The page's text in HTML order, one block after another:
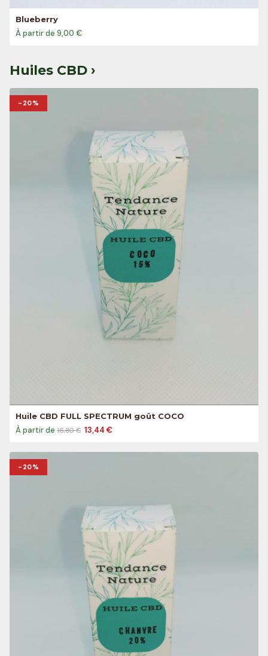
Blueberry
À partir de 9,00 €
Huiles CBD ›
-20%
Huile CBD FULL SPECTRUM goût COCO
À partir de 16,80 € 13,44 €
-20%